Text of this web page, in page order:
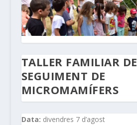
TALLER FAMILIAR DE
SEGUIMENT DE
MICROMAMÍFERS
Data: divendres 7 d’agost